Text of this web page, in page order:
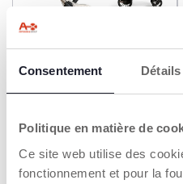
Consentement Détails
Politique en matière de
Ce site web utilise des
fonctionnement et pour la
Recline i-Size
Vorige prijs:€ 749,99 -7%
to